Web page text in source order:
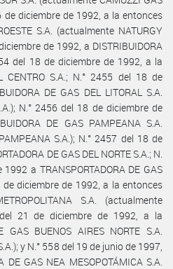
de diciembre de 1992, a la entonces
S.A. (actualmente NATURGY
de 1992, a DISTRIBUIDORA
del 18 de diciembre de 1992, a la
CENTRO S.A.; N.° 2455 del 18 de
DE GAS DEL LITORAL S.A.
N.° 2456 del 18 de diciembre de
DE GAS PAMPEANA S.A.
S.A.); N.° 2457 del 18 de
DE GAS DEL NORTE S.A.; N.
a TRANSPORTADORA DE GAS
de diciembre de 1992, a la entonces
S.A. (actualmente
del 21 de diciembre de 1992, a la
GAS BUENOS AIRES NORTE S.A.
y N.° 558 del 19 de junio de 1997,
GAS NEA MESOPOTÁMICA S.A.